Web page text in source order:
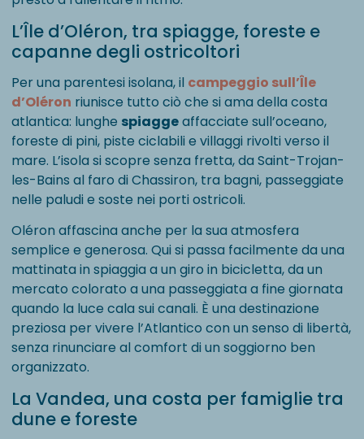
L’Île d’Oléron, tra spiagge, foreste e
capanne degli ostricoltori
Per una parentesi isolana, il campeggio sull’Île
d’Oléron riunisce tutto ciò che si ama della costa
atlantica: lunghe spiaggeaffacciate sull’oceano,
foreste di pini, piste ciclabili e villaggi rivolti verso il
mare. L’isola si scopre senza fretta, da Saint-Trojan-
les-Bains al faro di Chassiron, tra bagni, passeggiate
nelle paludi e soste nei porti ostricoli.
Oléron affascina anche per la sua atmosfera
semplice e generosa. Qui si passa facilmente da una
mattinata in spiaggia a un giro in bicicletta, da un
mercato colorato a una passeggiata a fine giornata
quando la luce cala sui canali. È una destinazione
preziosa per vivere l’Atlantico con un senso di libertà,
senza rinunciare al comfort di un soggiorno ben
organizzato.
La Vandea, una costa per famiglie tra
dune e foreste